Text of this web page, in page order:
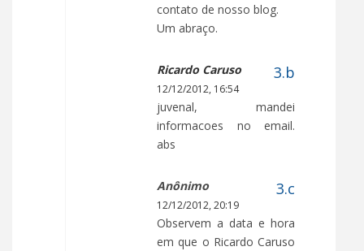
contato de nosso blog.
Um abraço.
Ricardo Caruso
12/12/2012, 16:54
juvenal, mandei
informacoes no email.
abs
Anônimo
12/12/2012, 20:19
Observem a data e hora
em que o Ricardo Caruso